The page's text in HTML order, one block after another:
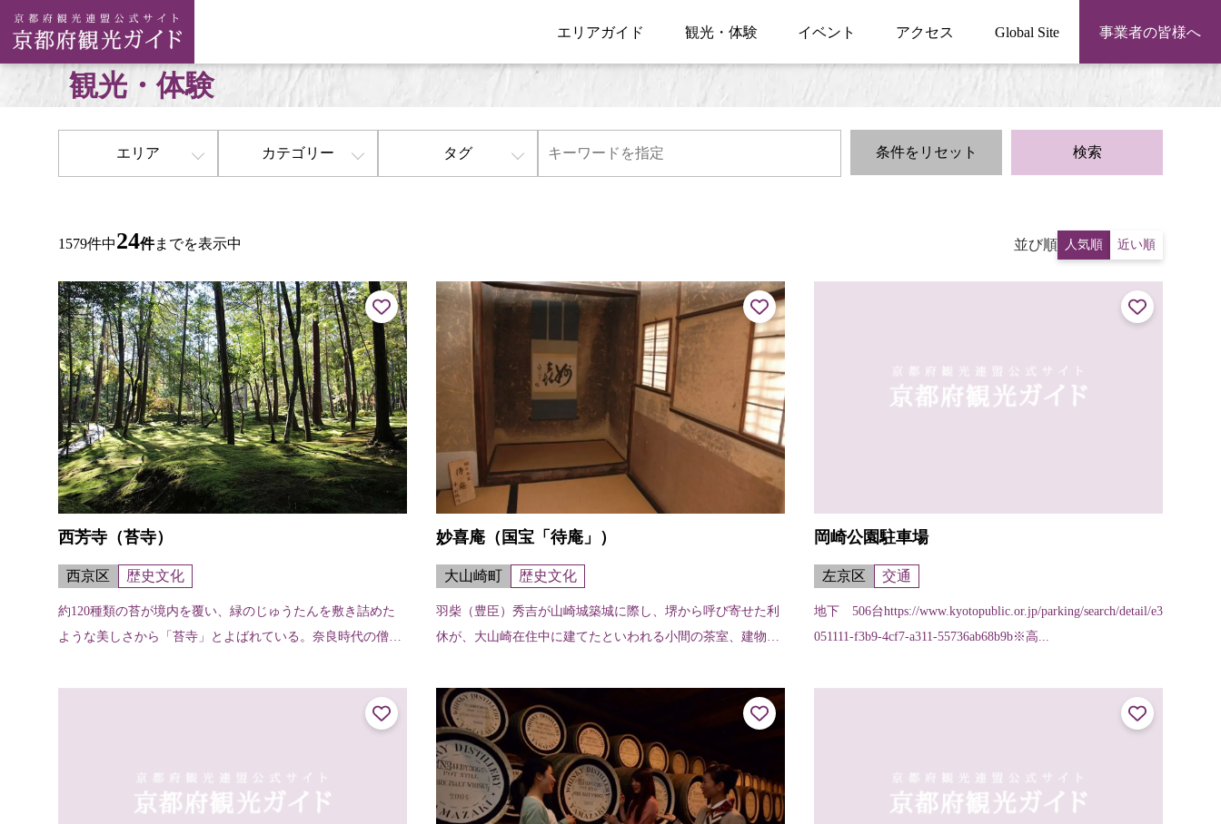
エリアガイド 観光・体験 イベント アクセス Global Site 事業者の皆様へ
観光・体験
エリア カテゴリー タグ 条件をリセット 検索
1579件中24件までを表示中 並び順 人気順 近い順
西芳寺（苔寺）
西京区 歴史文化
約120種類の苔が境内を覆い、緑のじゅうたんを敷き詰めた
ような美しさから「苔寺」とよばれている。奈良時代の僧行
暦応2年（1339）に夢窓...
妙喜庵（国宝「待庵」）
大山崎町 歴史文化
羽柴（豊臣）秀吉が山崎城築城に際し、堺から呼び寄せた利
休が、大山崎在住中に建てたといわれる小間の茶室、建物の
で、茶室では例のない地下窓をあけて...
岡崎公園駐車場
左京区 交通
地下 506台https://www.kyotopublic.or.jp/parking/search/detail/e3
051111-f3b9-4cf7-a311-55736ab68b9b※高...